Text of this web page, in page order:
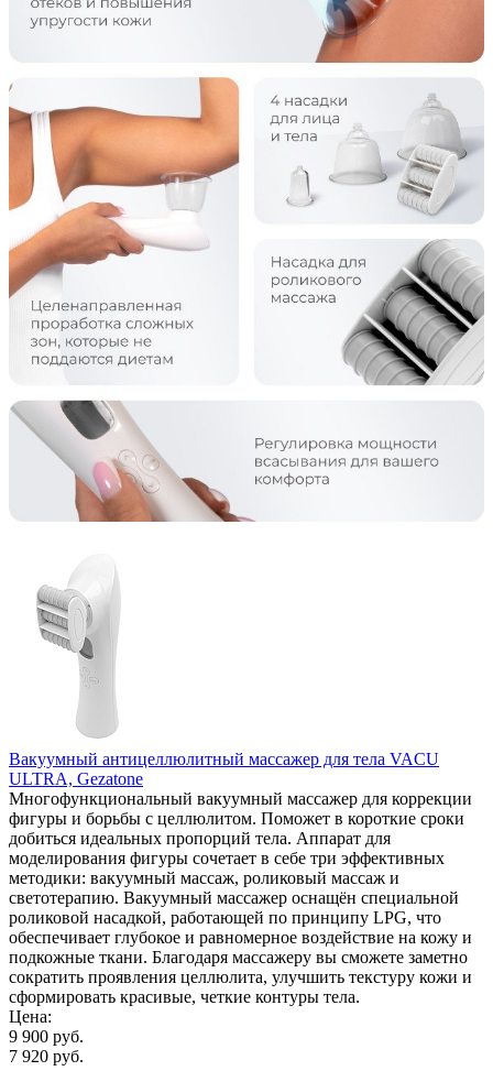
Вакуумный антицеллюлитный массажер для тела VACU
ULTRA, Gezatone
Многофункциональный вакуумный массажер для коррекции
фигуры и борьбы с целлюлитом. Поможет в короткие сроки
добиться идеальных пропорций тела. Аппарат для
моделирования фигуры сочетает в себе три эффективных
методики: вакуумный массаж, роликовый массаж и
светотерапию. Вакуумный массажер оснащён специальной
роликовой насадкой, работающей по принципу LPG, что
обеспечивает глубокое и равномерное воздействие на кожу и
подкожные ткани. Благодаря массажеру вы сможете заметно
сократить проявления целлюлита, улучшить текстуру кожи и
сформировать красивые, четкие контуры тела.
Цена:
9 900 руб.
7 920 руб.